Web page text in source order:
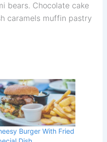
bears. Chocolate cake
caramels muffin pastry
Burger With Fried